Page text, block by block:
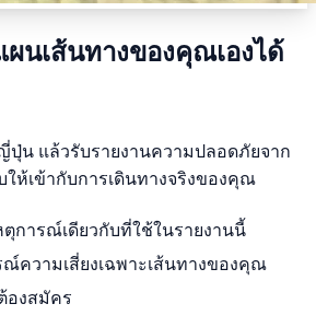
ผนเส้นทางของคุณเองได้
ปุ่น แล้วรับรายงานความปลอดภัยจาก
ห้เข้ากับการเดินทางจริงของคุณ
การณ์เดียวกับที่ใช้ในรายงานนี้
ความเสี่ยงเฉพาะเส้นทางของคุณ
องสมัคร